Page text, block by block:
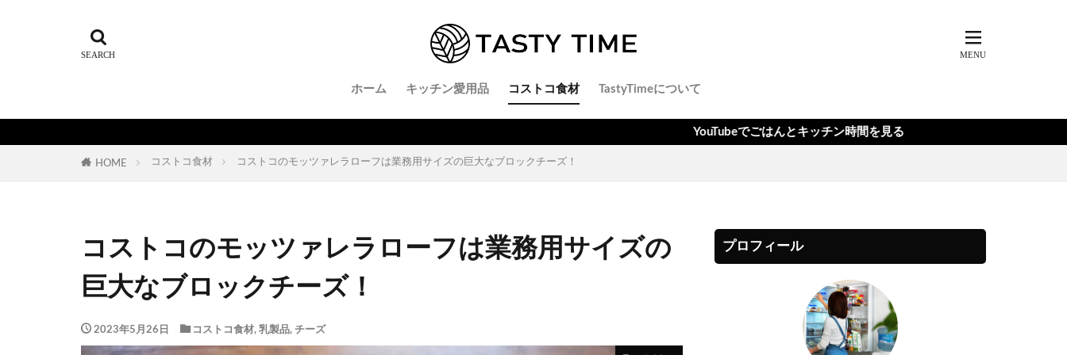
ホーム キッチン愛用品 コストコ食材 TastyTimeについて
YouTubeでごはんとキッチン時間を見る
HOME コストコ食材 コストコのモッツァレラローフは業務用サイズの巨大なブロックチーズ！
コストコのモッツァレラローフは業務用サイズの
巨大なブロックチーズ！
2023年5月26日 コストコ食材, 乳製品, チーズ
プロフィール